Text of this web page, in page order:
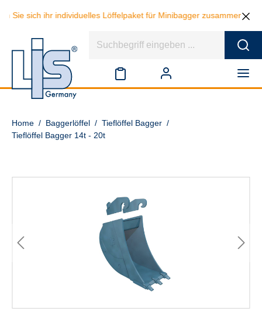
ihr individuelles Löffelpaket für Minibagger zusammen und sparen
Home / Baggerlöffel / Tieflöffel Bagger /
Tieflöffel Bagger 14t - 20t